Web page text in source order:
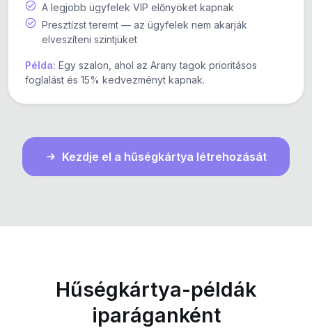
A legjobb ügyfelek VIP előnyöket kapnak
Presztízst teremt — az ügyfelek nem akarják
elveszíteni szintjüket
Példa: Egy szalon, ahol az Arany tagok prioritásos
foglalást és 15% kedvezményt kapnak.
Kezdje el a hűségkártya létrehozását
Hűségkártya-példák
iparáganként